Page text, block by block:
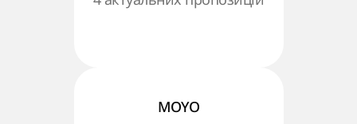
MOYO